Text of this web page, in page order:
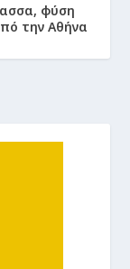
φύση
την Αθήνα